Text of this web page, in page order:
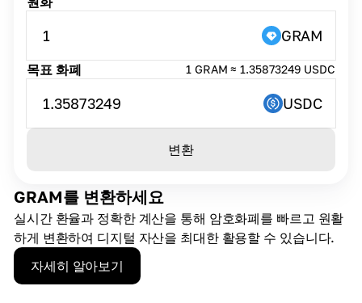
GRAM를 변환하세요
실시간 환율과 정확한 계산을 통해 암호화폐를 빠르고 원활
하게 변환하여 디지털 자산을 최대한 활용할 수 있습니다.
자세히 알아보기
1 GRAM
목표 화폐 1 GRAM ≈ 1.35873249 USDC
1.35873249 USDC
변환